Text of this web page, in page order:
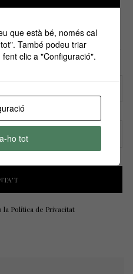
de tots els
te amb el teu email al
la Política de Privacitat
que està bé, només cal
També podeu triar
clic a "Configuració".
ho tot